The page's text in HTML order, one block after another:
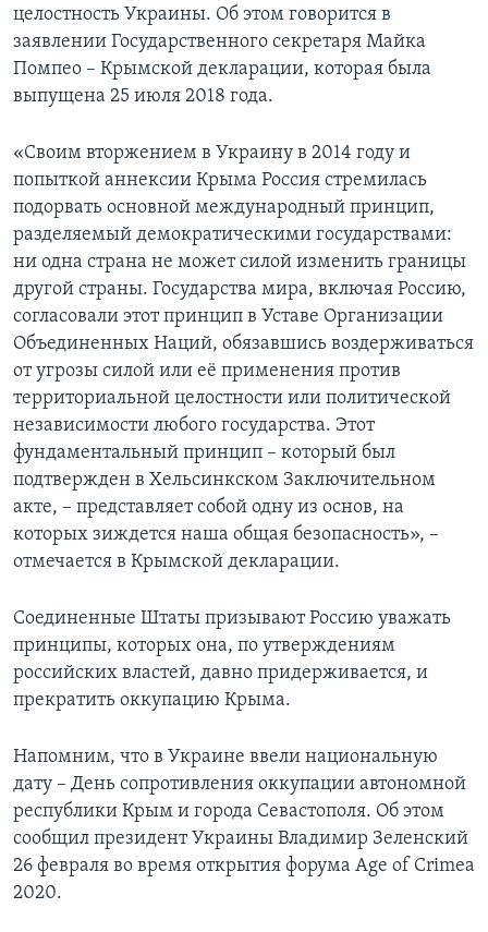
целостность Украины. Об этом говорится в
заявлении Государственного секретаря Майка
Помпео – Крымской декларации, которая была
выпущена 25 июля 2018 года.
«Своим вторжением в Украину в 2014 году и
попыткой аннексии Крыма Россия стремилась
подорвать основной международный принцип,
разделяемый демократическими государствами:
ни одна страна не может силой изменить границы
другой страны. Государства мира, включая Россию,
согласовали этот принцип в Уставе Организации
Объединенных Наций, обязавшись воздерживаться
от угрозы силой или её применения против
территориальной целостности или политической
независимости любого государства. Этот
фундаментальный принцип – который был
подтвержден в Хельсинкском Заключительном
акте, – представляет собой одну из основ, на
которых зиждется наша общая безопасность», –
отмечается в Крымской декларации.
Соединенные Штаты призывают Россию уважать
принципы, которых она, по утверждениям
российских властей, давно придерживается, и
прекратить оккупацию Крыма.
Напомним, что в Украине ввели национальную
дату – День сопротивления оккупации автономной
республики Крым и города Севастополя. Об этом
сообщил президент Украины Владимир Зеленский
26 февраля во время открытия форума Age of Crimea
2020.